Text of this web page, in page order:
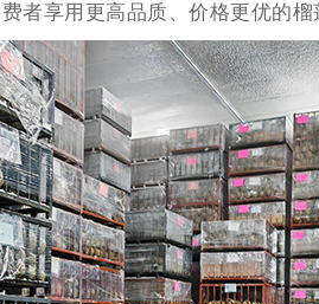
者享用更高品质、价格更优的榴